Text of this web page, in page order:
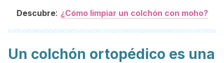
Descubre: ¿Cómo limpiar un colchón con moho?
Un colchón ortopédico es una